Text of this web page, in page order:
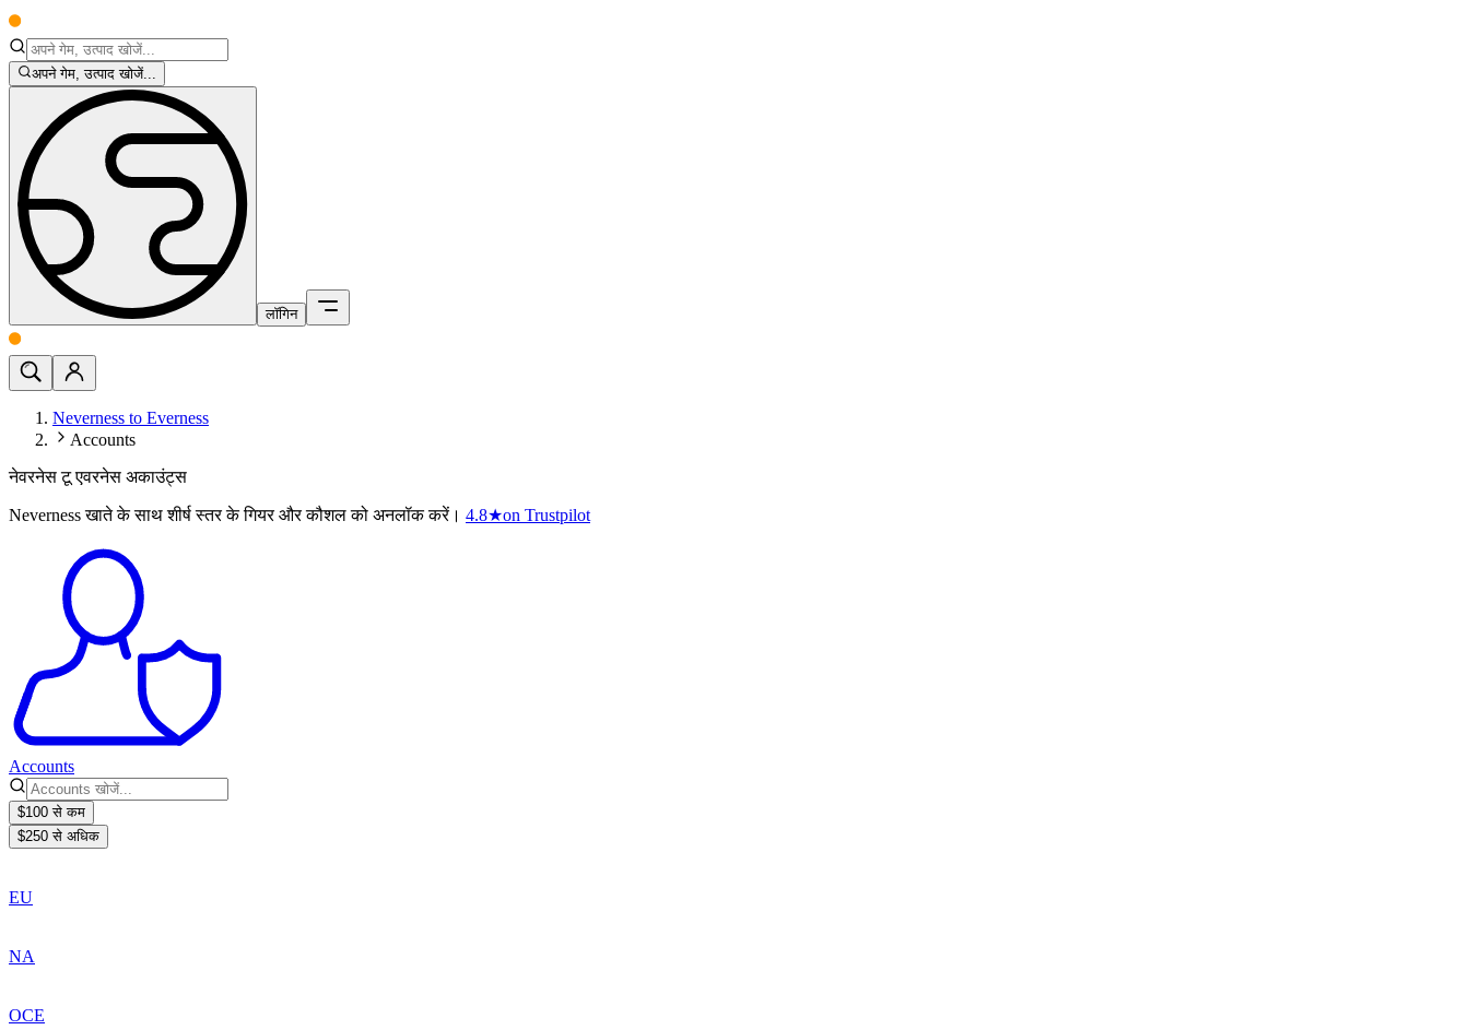
अपने गेम, उत्पाद खोजें...
लॉगिन
Neverness to Everness
Accounts
नेवरनेस टू एवरनेस अकाउंट्स
Neverness खाते के साथ शीर्ष स्तर के गियर और कौशल को अनलॉक करें। 4.8★on Trustpilot
Accounts
$100 से कम
$250 से अधिक
EU
NA
OCE